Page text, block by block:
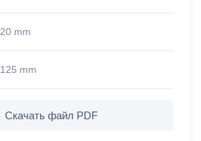
20 mm
125 mm
Скачать файл PDF